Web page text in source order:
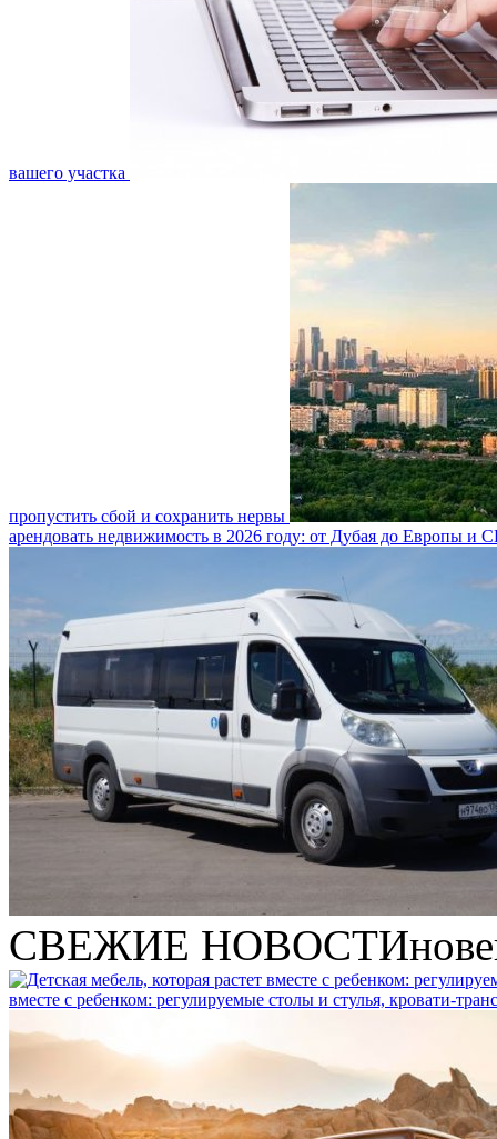
вашего участка
пропустить сбой и сохранить нервы
арендовать недвижимость в 2026 году: от Дубая до Европы и
СВЕЖИЕ НОВОСТИ
вместе с ребенком: регулируемые столы и стулья, кровати-